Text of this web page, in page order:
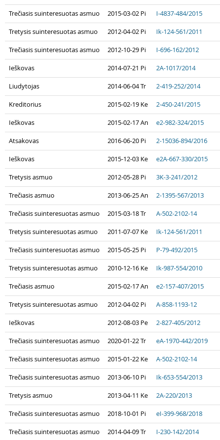
Trečiasis suinteresuotas asmuo 2015-03-02 Pi I-4837-484/2015
Tretysis suinteresuotas asmuo 2012-04-02 Pi Ik-124-561/2011
Trečiasis suinteresuotas asmuo 2012-10-29 Pi I-696-162/2012
Ieškovas 2014-07-21 Pi 2A-1017/2014
Liudytojas 2014-06-04 Tr 2-419-252/2014
Kreditorius 2015-02-19 Ke 2-450-241/2015
Ieškovas 2015-02-17 An e2-982-324/2015
Atsakovas 2016-06-20 Pi 2-15036-894/2016
Ieškovas 2015-12-03 Ke e2A-667-330/2015
Tretysis asmuo 2012-05-28 Pi 3K-3-241/2012
Trečiasis asmuo 2013-06-25 An 2-1395-567/2013
Trečiasis suinteresuotas asmuo 2015-03-18 Tr A-502-2102-14
Tretysis suinteresuotas asmuo 2011-07-07 Ke Ik-124-561/2011
Trečiasis suinteresuotas asmuo 2015-05-25 Pi P-79-492/2015
Tretysis suinteresuotas asmuo 2010-12-16 Ke Ik-987-554/2010
Trečiasis asmuo 2015-02-17 An e2-157-407/2015
Tretysis suinteresuotas asmuo 2012-04-02 Pi A-858-1193-12
Ieškovas 2012-08-03 Pe 2-827-405/2012
Trečiasis suinteresuotas asmuo 2020-01-22 Tr eA-1970-442/2019
Trečiasis suinteresuotas asmuo 2015-01-22 Ke A-502-2102-14
Trečiasis suinteresuotas asmuo 2013-06-10 Pi Ik-653-554/2013
Tretysis asmuo 2013-04-11 Ke 2A-220/2013
Trečiasis suinteresuotas asmuo 2018-10-01 Pi eI-399-968/2018
Trečiasis suinteresuotas asmuo 2014-04-09 Tr I-230-142/2014